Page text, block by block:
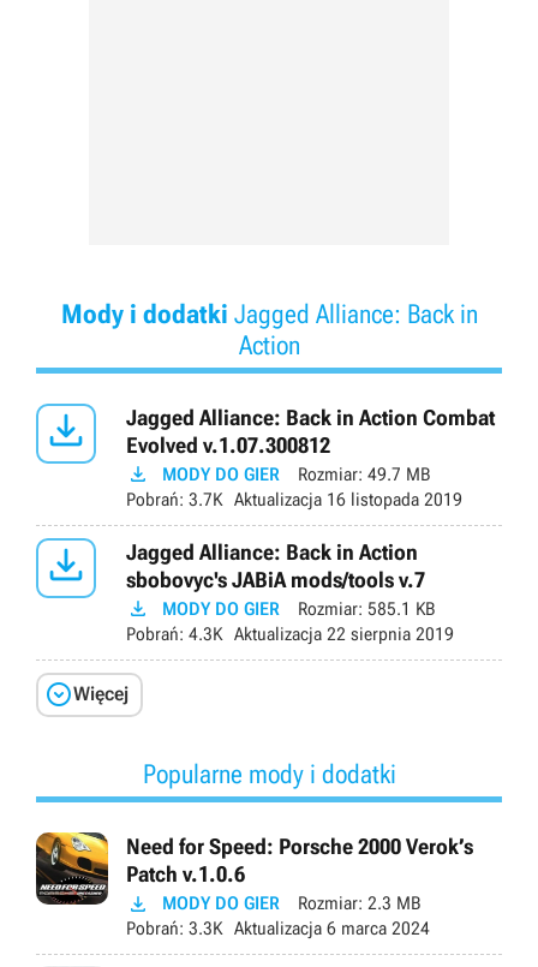
Mody i dodatki Jagged Alliance: Back in
Action

Jagged Alliance: Back in Action Combat
Evolved v.1.07.300812
 MODY DO GIER Rozmiar: 49.7 MB
Pobrań: 3.7K Aktualizacja 16 listopada 2019

Jagged Alliance: Back in Action
sbobovyc's JABiA mods/tools v.7
 MODY DO GIER Rozmiar: 585.1 KB
Pobrań: 4.3K Aktualizacja 22 sierpnia 2019
Więcej
Popularne mody i dodatki
Need for Speed: Porsche 2000 Verok’s
Patch v.1.0.6
 MODY DO GIER Rozmiar: 2.3 MB
Pobrań: 3.3K Aktualizacja 6 marca 2024